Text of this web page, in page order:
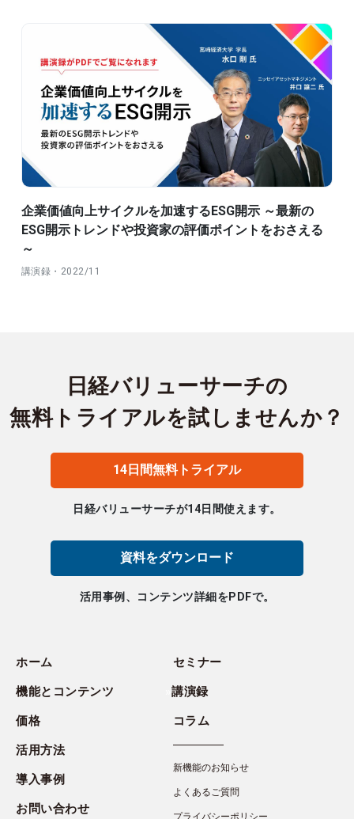
企業価値向上サイクルを加速するESG開示 ～最新の
ESG開示トレンドや投資家の評価ポイントをおさえる
～
講演録・2022/11
ホーム
機能とコンテンツ
価格
活用方法
導入事例
お問い合わせ
セミナー
講演録
コラム
新機能のお知らせ
よくあるご質問
日経バリューサーチの
無料トライアルを試しませんか？
14日間無料トライアル
日経バリューサーチが14日間使えます。
資料をダウンロード
活用事例、コンテンツ詳細をPDFで。